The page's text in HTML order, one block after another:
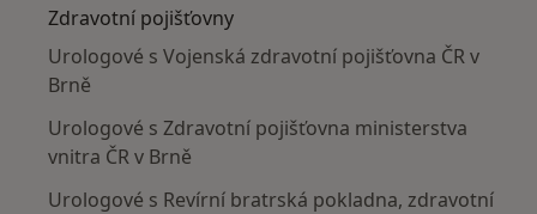
Zdravotní pojišťovny
Urologové s Vojenská zdravotní pojišťovna ČR v
Brně
Urologové s Zdravotní pojišťovna ministerstva
vnitra ČR v Brně
Urologové s Revírní bratrská pokladna, zdravotní